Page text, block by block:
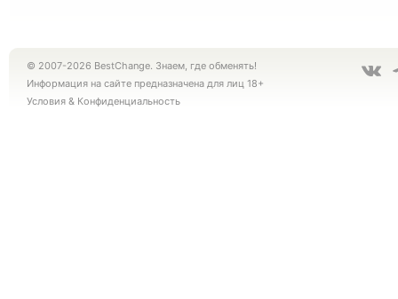
© 2007-2026 BestChange. Знаем, где обменять!
Информация на сайте предназначена для лиц 18+
Условия & Конфиденциальность